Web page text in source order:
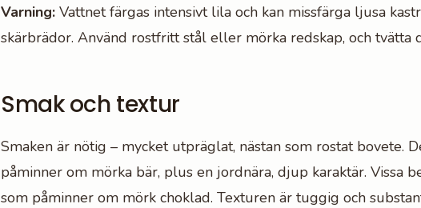
Varning: Vattnet färgas intensivt lila och kan missfärga ljusa
skärbrädor. Använd rostfritt stål eller mörka redskap, och tvätta
Smak och textur
Smaken är nötig – mycket utpräglat, nästan som rostat bovete.
påminner om mörka bär, plus en jordnära, djup karaktär. Vissa
som påminner om mörk choklad. Texturen är tuggig och